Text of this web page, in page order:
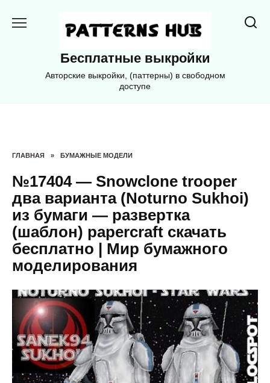
Бесплатные выкройки
Авторские выкройки, (паттерны) в свободном
доступе
ГЛАВНАЯ » БУМАЖНЫЕ МОДЕЛИ
№17404 — Snowclone trooper
два варианта (Noturno Sukhoi)
из бумаги — развертка
(шаблон) papercraft скачать
бесплатно | Мир бумажного
моделирования